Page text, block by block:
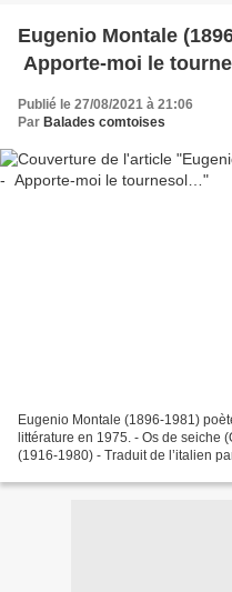
Eugenio Montale
Apporte-moi le
Publié le 27/08/2021 à 21:06
Par Balades comtoises
Eugenio Montale (1896-1981)
littérature en 1975. - Os de seiche
(1916-1980) - Traduit de l’italien